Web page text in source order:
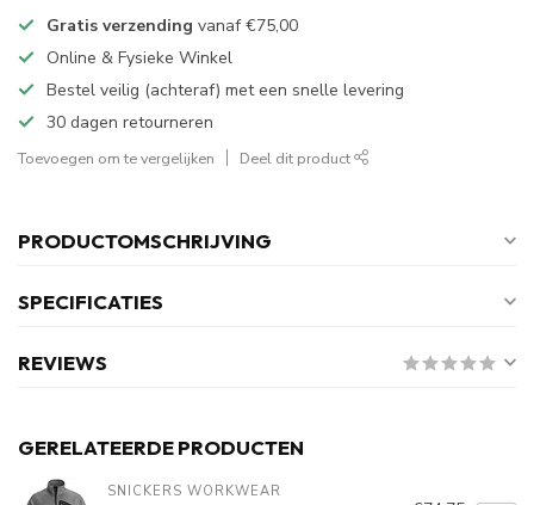
Gratis verzending vanaf€75,00
Online & Fysieke Winkel
Bestel veilig (achteraf) met een snelle levering
30 dagen retourneren
Toevoegen om te vergelijken Deel dit product
PRODUCTOMSCHRIJVING
SPECIFICATIES
REVIEWS
GERELATEERDE PRODUCTEN
SNICKERS WORKWEAR